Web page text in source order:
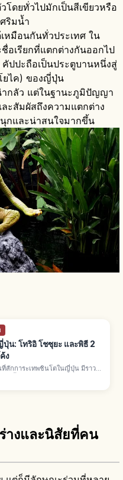
โดยทั่วไปมักเป็นสีเขียวหรือ
ริมน้ำ
หมือนกันทั่วประเทศ ใน
อเรียกที่แตกต่างกันออกไป
ปปะถือเป็นประตูบานหนึ่งสู่
ยไค) ของญี่ปุ่น
ากลัว แต่ในฐานะภูมิปัญญา
ะสัมผัสถึงความแตกต่าง
นุกและน่าสนใจมากขึ้น
น: โทริอิ โชซุยะ และพิธี 2
ง
ที่สักการะเทพชินโตในญี่ปุ่น มีราว
3 ขั้น: ลอดโทริอิ ล้างมือโชซุยะ
ย 2 โค้ง 2 ตบมือ 1 โค้ง โอมาโมริ
างและนิสัยที่คน